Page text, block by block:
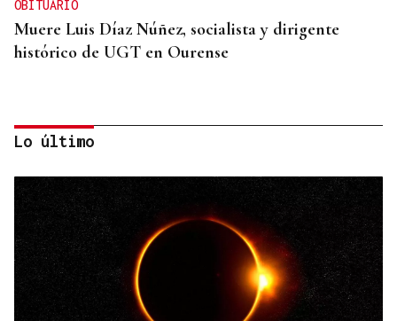
OBITUARIO
Muere Luis Díaz Núñez, socialista y dirigente
histórico de UGT en Ourense
CANEDO
Lo último